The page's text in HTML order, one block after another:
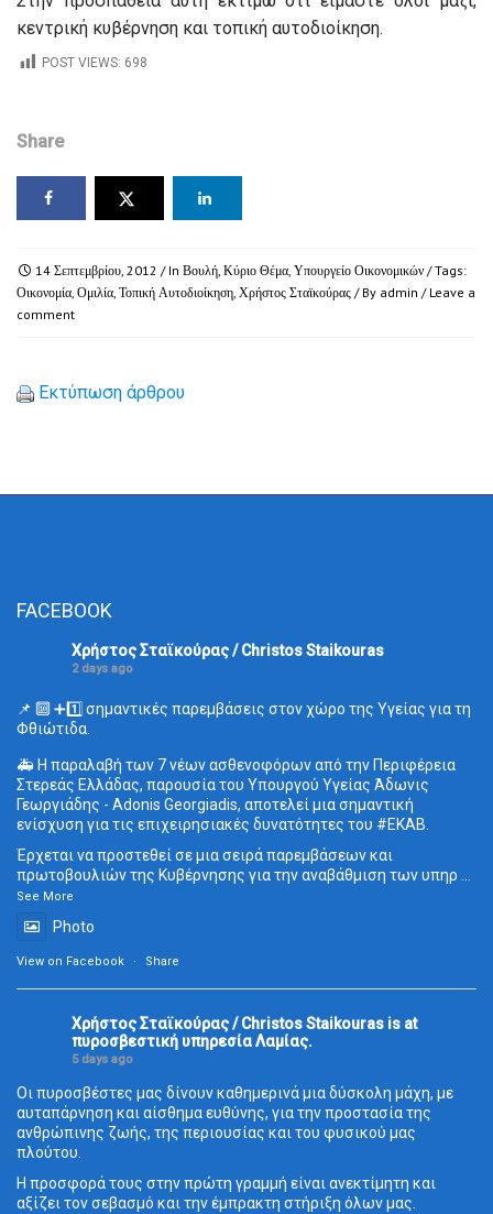
κεντρική κυβέρνηση και τοπική αυτοδιοίκηση.
POST VIEWS: 698
Share
14 Σεπτεμβρίου, 2012 / In Βουλή, Κύριο Θέμα, Υπουργείο Οικονομικών / Tags:
Οικονομία, Ομιλία, Τοπική Αυτοδιοίκηση, Χρήστος Σταϊκούρας / By admin / Leave a
comment
Εκτύπωση άρθρου
FACEBOOK
Χρήστος Σταϊκούρας / Christos Staikouras
2 days ago
📌 🔟 ➕1️⃣ σημαντικές παρεμβάσεις στον χώρο της Υγείας για τη
Φθιώτιδα.
🚑 Η παραλαβή των 7 νέων ασθενοφόρων από την Περιφέρεια
Στερεάς Ελλάδας, παρουσία του Υπουργού Υγείας Άδωνις
Γεωργιάδης - Adonis Georgiadis, αποτελεί μια σημαντική
ενίσχυση για τις επιχειρησιακές δυνατότητες του #ΕΚΑΒ.
Έρχεται να προστεθεί σε μια σειρά παρεμβάσεων και
πρωτοβουλιών της Κυβέρνησης για την αναβάθμιση των υπηρ ...
See More
Photo
View on Facebook · Share
Χρήστος Σταϊκούρας / Christos Staikouras is at
πυροσβεστική υπηρεσία Λαμίας.
5 days ago
Οι πυροσβέστες μας δίνουν καθημερινά μια δύσκολη μάχη, με
αυταπάρνηση και αίσθημα ευθύνης, για την προστασία της
ανθρώπινης ζωής, της περιουσίας και του φυσικού μας
πλούτου.
Η προσφορά τους στην πρώτη γραμμή είναι ανεκτίμητη και
αξίζει τον σεβασμό και την έμπρακτη στήριξη όλων μας.